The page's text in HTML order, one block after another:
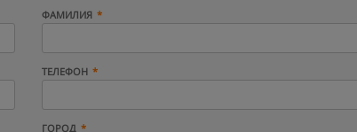
ФАМИЛИЯ
ТЕЛЕФОН
ГОРОД